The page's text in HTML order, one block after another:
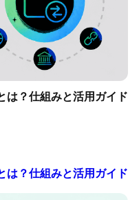
は？仕組みと活用ガイド
は？仕組みと活用ガイド